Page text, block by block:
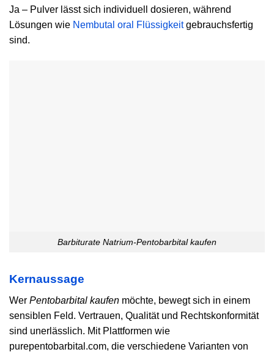
Ja – Pulver lässt sich individuell dosieren, während
Lösungen wie Nembutal oral Flüssigkeitgebrauchsfertig
sind.
Barbiturate Natrium-Pentobarbital kaufen
Kernaussage
Wer Pentobarbital kaufen möchte, bewegt sich in einem
sensiblen Feld. Vertrauen, Qualität und Rechtskonformität
sind unerlässlich. Mit Plattformen wie
purepentobarbital.com, die verschiedene Varianten von